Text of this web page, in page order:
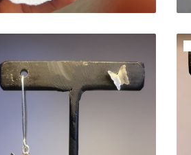
BRINCOS
ASSIMÉTRICOS
CORNALINA LONGA
C/BORBOLETA